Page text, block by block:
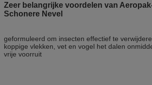
Zeer belangrijke voordelen van
Schonere Nevel
geformuleerd om insecten effectief te
koppige vlekken, vet en vogel het dalen
vrije voorruit